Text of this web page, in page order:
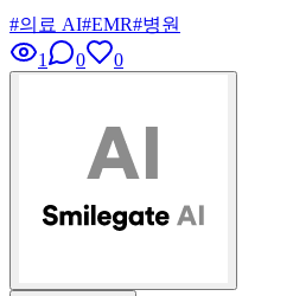
#의료 AI#EMR#병원
1
0 0